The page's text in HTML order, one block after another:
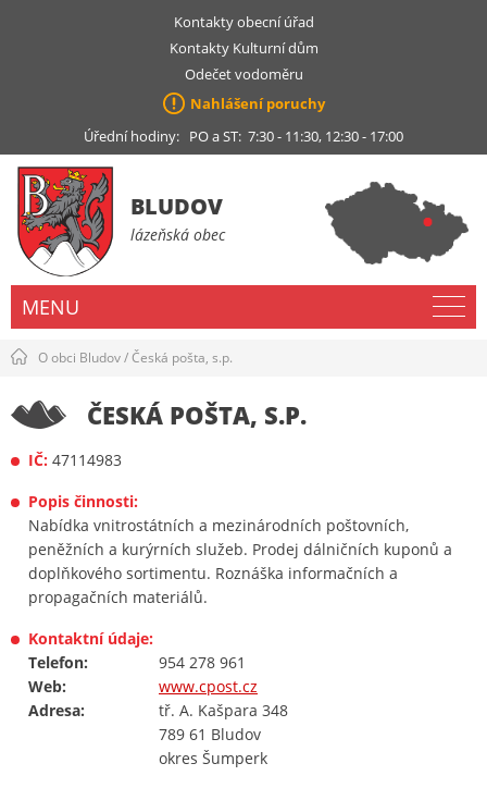
Kontakty obecní úřad
Kontakty Kulturní dům
Odečet vodoměru
Nahlášení poruchy
Úřední hodiny: PO a ST: 7:30 - 11:30, 12:30 - 17:00
BLUDOV
lázeňská obec
MENU
O obci Bludov/Česká pošta, s.p.
ČESKÁ POŠTA, S.P.
IČ: 47114983
Popis činnosti:
Nabídka vnitrostátních a mezinárodních poštovních,
peněžních a kurýrních služeb. Prodej dálničních kuponů a
doplňkového sortimentu. Roznáška informačních a
propagačních materiálů.
Kontaktní údaje:
Telefon:
954 278 961
Web:
www.cpost.cz
Adresa:
tř. A. Kašpara 348
789 61 Bludov
okres Šumperk